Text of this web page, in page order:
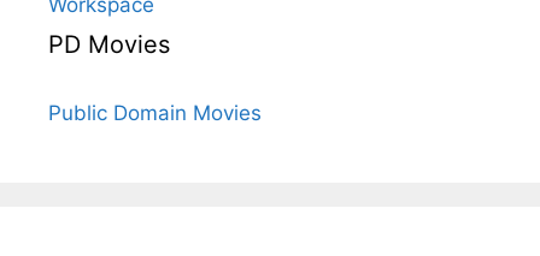
PD Movies
Public Domain Movies